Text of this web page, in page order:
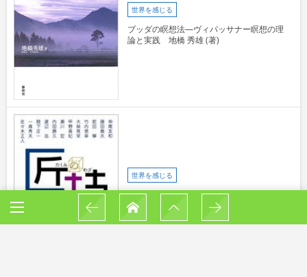
世界を感じる
ブッダの瞑想法―ヴィパッサナー瞑想の理
論と実践 地橋 秀雄 (著)
世界を感じる
匠の技―五感の世界を訊く (徳間文庫) 田
中 聡 (著)